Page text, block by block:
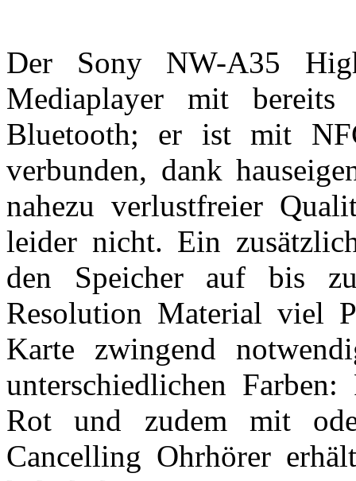
Der Sony NW-A35
Mediaplayer mit
Bluetooth; er ist mit
verbunden, dank
nahezu verlustfreier
leider nicht. Ein
den Speicher auf bis
Resolution Material viel
Karte zwingend
unterschiedlichen
Rot und zudem mit
Cancelling Ohrhörer